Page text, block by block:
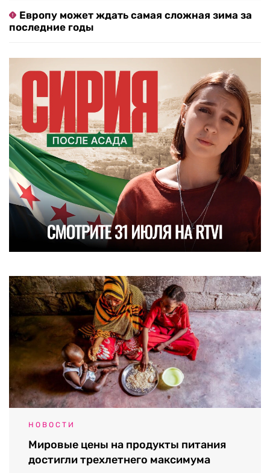
Европу может ждать самая сложная зима за
последние годы
НОВОСТИ
Мировые цены на продукты питания
достигли трехлетнего максимума